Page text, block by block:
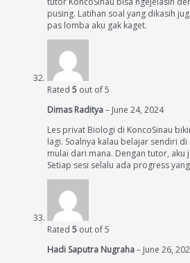
pusing. Latihan soal yang dikasih
pas lomba aku gak kaget.
Rated 5 out of 5
Dimas Raditya– June 24, 2024
Les privat Biologi di KoncoSinau
lagi. Soalnya kalau belajar sendiri
mulai dari mana. Dengan tutor, aku
Setiap sesi selalu ada progress
Rated 5 out of 5
Hadi Saputra Nugraha– June 26,